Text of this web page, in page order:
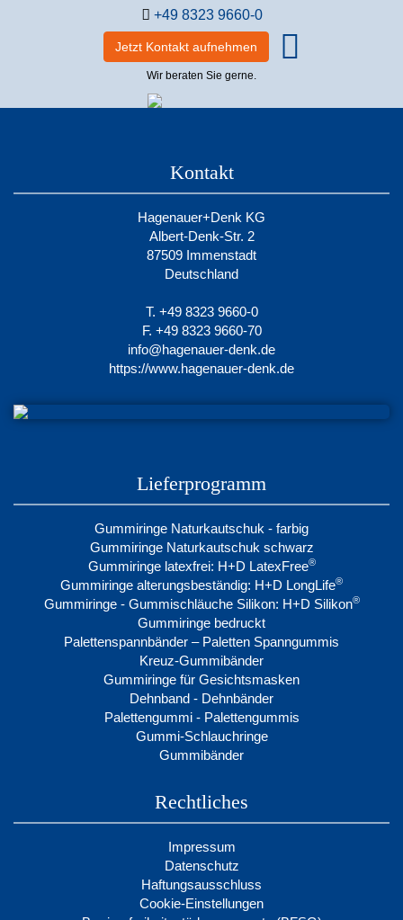
+49 8323 9660-0
Jetzt Kontakt aufnehmen
Wir beraten Sie gerne.
Kontakt
Hagenauer+Denk KG
Albert-Denk-Str. 2
87509 Immenstadt
Deutschland
T. +49 8323 9660-0
F. +49 8323 9660-70
info@hagenauer-denk.de
https://www.hagenauer-denk.de
Lieferprogramm
Gummiringe Naturkautschuk - farbig
Gummiringe Naturkautschuk schwarz
Gummiringe latexfrei: H+D LatexFree®
Gummiringe alterungsbeständig: H+D LongLife®
Gummiringe - Gummischläuche Silikon: H+D Silikon®
Gummiringe bedruckt
Palettenspannbänder – Paletten Spanngummis
Kreuz-Gummibänder
Gummiringe für Gesichtsmasken
Dehnband - Dehnbänder
Palettengummi - Palettengummis
Gummi-Schlauchringe
Gummibänder
Rechtliches
Impressum
Datenschutz
Haftungsausschluss
Cookie-Einstellungen